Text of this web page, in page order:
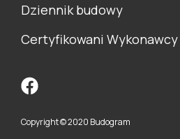
Dziennik budowy
Certyfikowani Wykonawcy
Copyright © 2020 Budogram